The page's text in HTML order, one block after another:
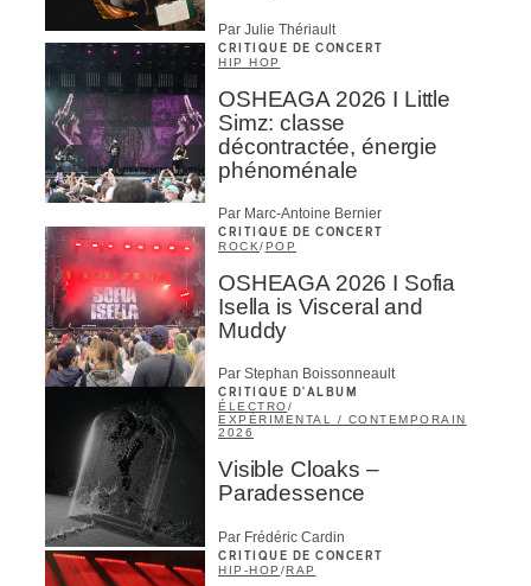
Par Julie Thériault
CRITIQUE DE CONCERT
HIP HOP
OSHEAGA 2026 I Little
Simz: classe
décontractée, énergie
phénoménale
Par Marc-Antoine Bernier
CRITIQUE DE CONCERT
ROCK/POP
OSHEAGA 2026 I Sofia
Isella is Visceral and
Muddy
Par Stephan Boissonneault
CRITIQUE D'ALBUM
ÉLECTRO/
EXPÉRIMENTAL / CONTEMPORAIN
2026
Visible Cloaks –
Paradessence
Par Frédéric Cardin
CRITIQUE DE CONCERT
HIP-HOP /RAP